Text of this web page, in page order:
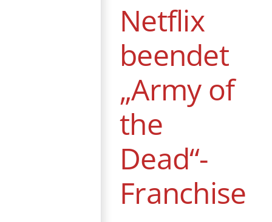
Netflix
beendet
„Army of
the
Dead“-
Franchise